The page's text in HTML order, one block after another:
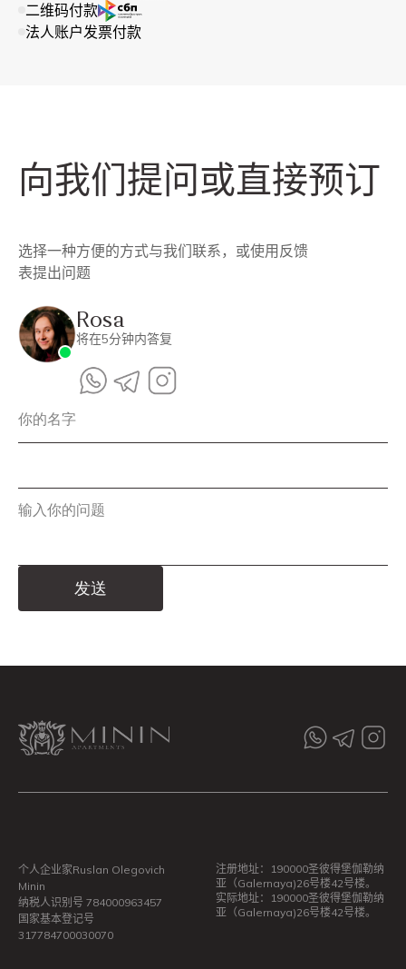
二维码付款
法人账户发票付款
向我们提问或直接预订
选择一种方便的方式与我们联系，或使用反馈
表提出问题
Rosa
将在5分钟内答复
你的名字
输入你的问题
个人企业家Ruslan Olegovich
Minin
纳税人识别号 784000963457
国家基本登记号
317784700030070
注册地址：190000圣彼得堡伽勒纳
亚（Galernaya)26号楼42号楼。
实际地址：190000圣彼得堡伽勒纳
亚（Galernaya)26号楼42号楼。